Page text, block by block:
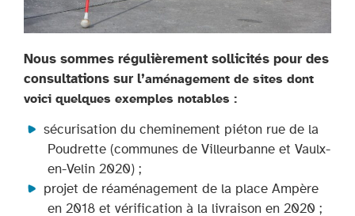
Nous sommes régulièrement sollicités pour des
consultations sur l’aménagement de sites dont
voici quelques exemples notables :
sécurisation du cheminement piéton rue de la
Poudrette (communes de Villeurbanne et Vaulx-
en-Velin 2020) ;
projet de réaménagement de la place Ampère
en 2018 et vérification à la livraison en 2020 ;